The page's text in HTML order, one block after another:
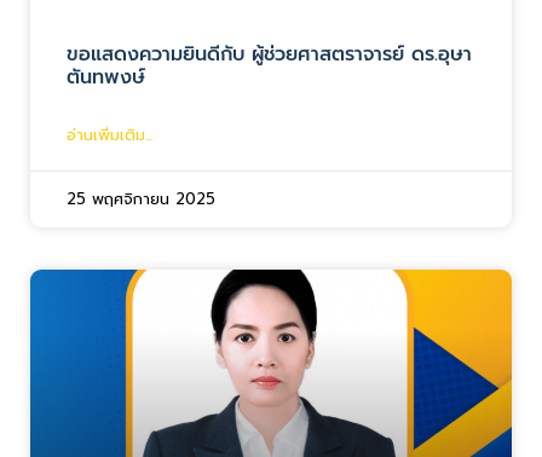
ขอแสดงความยินดีกับ ผู้ช่วยศาสตราจารย์ ดร.อุษา
ตันทพงษ์
อ่านเพิ่มเติม...
25 พฤศจิกายน 2025